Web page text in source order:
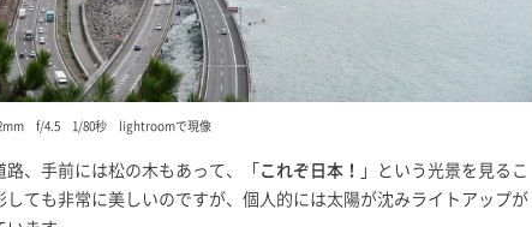
52mm f/4.5 1/80秒 lightroomで現像
、手前には松の木もあって、「 これぞ日本！
」という光景を見るこ
ても非常に美しいのですが、個人的には太陽が沈みライトアップが